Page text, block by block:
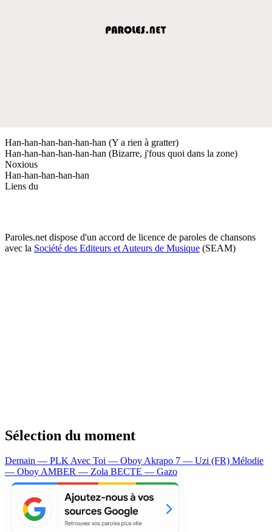
Han-han-han-han-han-han (Y a rien à gratter)
Han-han-han-han-han-han (Bizarre, j'fous quoi dans la zone)
Noxious
Han-han-han-han-han
Liens du
Paroles.net dispose d'un accord de licence de paroles de chansons
avec la Société des Editeurs et Auteurs de Musique (SEAM)
Sélection du moment
Demain — PLKAvec Toi — OboyAkrapo 7 — Uzi (FR) Mélodie
— OboyAMBER — Zola BECTE — Gazo